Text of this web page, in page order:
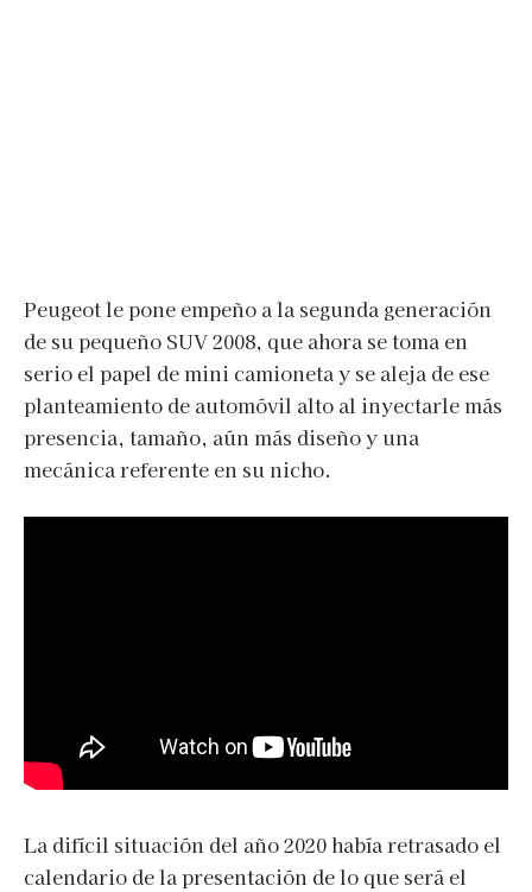
Peugeot le pone empeño a la segunda generación
de su pequeño SUV 2008, que ahora se toma en
serio el papel de mini camioneta y se aleja de ese
planteamiento de automóvil alto al inyectarle más
presencia, tamaño, aún más diseño y una
mecánica referente en su nicho.
La difícil situación del año 2020 había retrasado el
calendario de la presentación de lo que será el